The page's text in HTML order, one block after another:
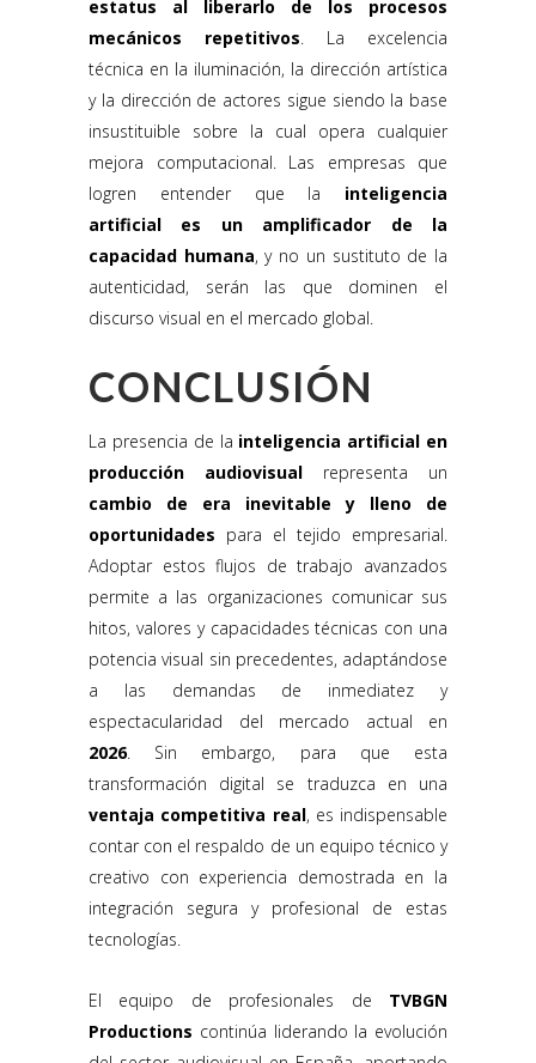
estatus al liberarlo de los procesos
mecánicos repetitivos. La excelencia
técnica en la iluminación, la dirección artística
y la dirección de actores sigue siendo la base
insustituible sobre la cual opera cualquier
mejora computacional. Las empresas que
logren entender que la inteligencia
artificial es un amplificador de la
capacidad humana, y no un sustituto de la
autenticidad, serán las que dominen el
discurso visual en el mercado global.
CONCLUSIÓN
La presencia de la inteligencia artificial en
producción audiovisual representa un
cambio de era inevitable y lleno de
oportunidades para el tejido empresarial.
Adoptar estos flujos de trabajo avanzados
permite a las organizaciones comunicar sus
hitos, valores y capacidades técnicas con una
potencia visual sin precedentes, adaptándose
a las demandas de inmediatez y
espectacularidad del mercado actual en
2026. Sin embargo, para que esta
transformación digital se traduzca en una
ventaja competitiva real, es indispensable
contar con el respaldo de un equipo técnico y
creativo con experiencia demostrada en la
integración segura y profesional de estas
tecnologías.
El equipo de profesionales de TVBGN
Productions continúa liderando la evolución